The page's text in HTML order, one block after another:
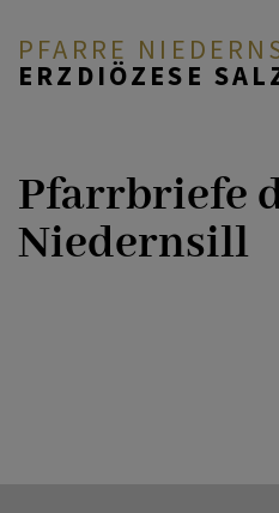
PFARRE
ERZDIÖZESE
Neuigkeiten
PFARRE & TEAM
Pfarrbriefe
Niedernsill